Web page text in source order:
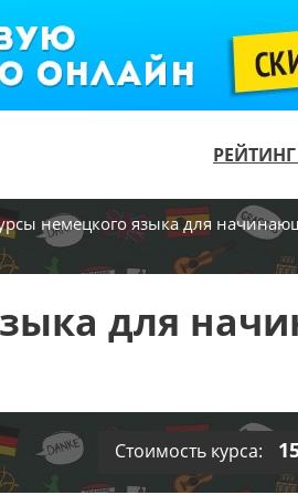
немецкого языка для
для
Стоимость курса: